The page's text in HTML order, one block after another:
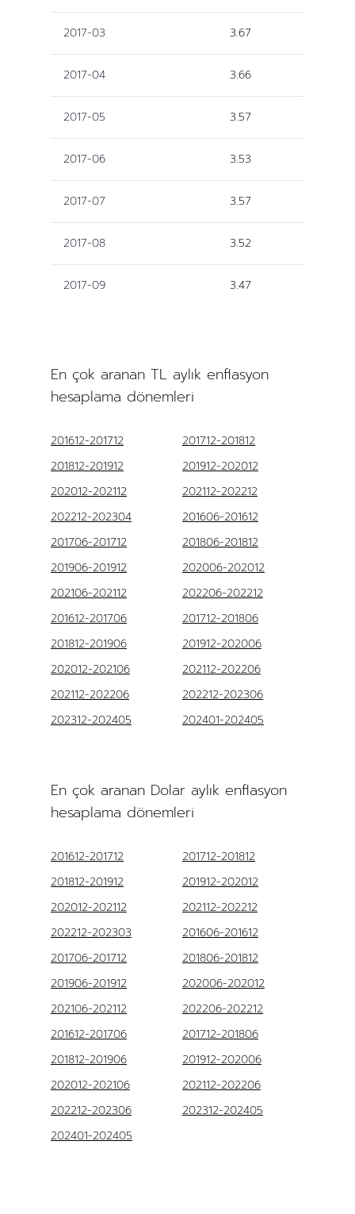
2017-03 3.67
2017-04 3.66
2017-05 3.57
2017-06 3.53
2017-07 3.57
2017-08 3.52
2017-09 3.47
En çok aranan TL aylık enflasyon
hesaplama dönemleri
201612-201712
201712-201812
201812-201912
201912-202012
202012-202112
202112-202212
202212-202304
201606-201612
201706-201712
201806-201812
201906-201912
202006-202012
202106-202112
202206-202212
201612-201706
201712-201806
201812-201906
201912-202006
202012-202106
202112-202206
202112-202206
202212-202306
202312-202405
202401-202405
En çok aranan Dolar aylık enflasyon
hesaplama dönemleri
201612-201712
201712-201812
201812-201912
201912-202012
202012-202112
202112-202212
202212-202303
201606-201612
201706-201712
201806-201812
201906-201912
202006-202012
202106-202112
202206-202212
201612-201706
201712-201806
201812-201906
201912-202006
202012-202106
202112-202206
202212-202306
202312-202405
202401-202405